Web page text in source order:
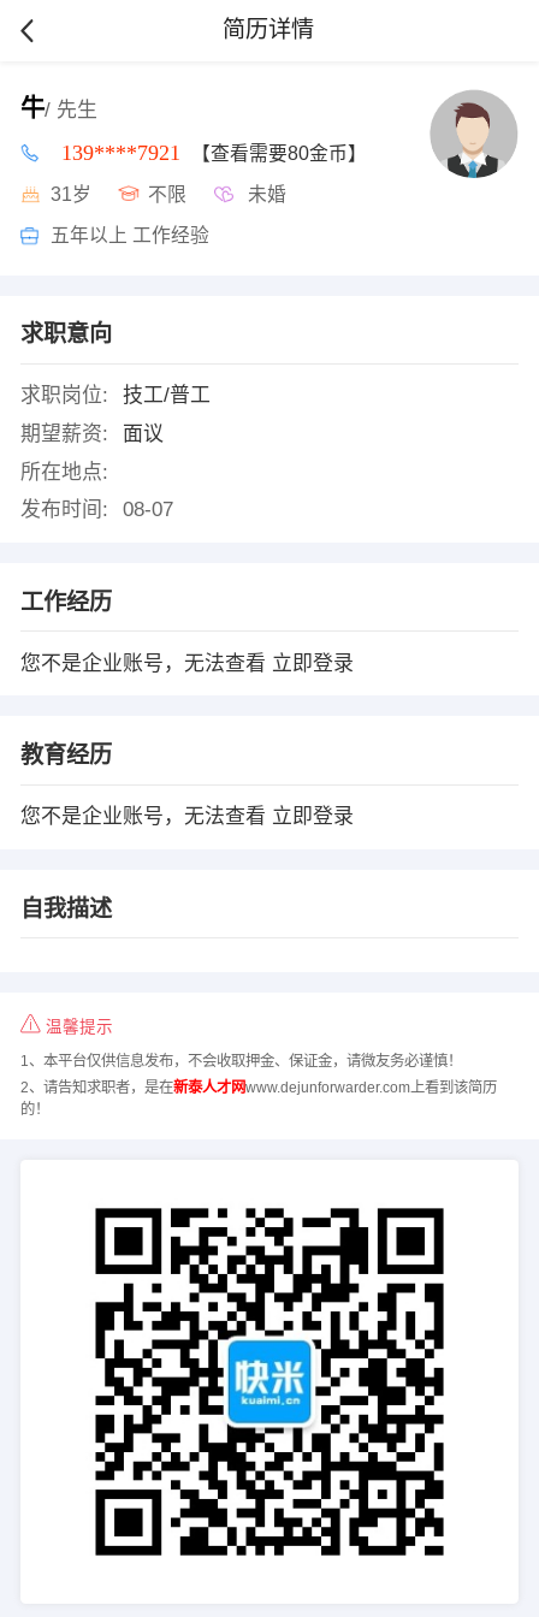
简历详情
牛/ 先生
139****7921 【查看需要80金币】
31岁 不限 未婚
五年以上 工作经验
求职意向
求职岗位:
技工/普工
期望薪资:
面议
所在地点:
发布时间:
08-07
工作经历
您不是企业账号，无法查看 立即登录
教育经历
您不是企业账号，无法查看 立即登录
自我描述
温馨提示
1、本平台仅供信息发布，不会收取押金、保证金，请微友务必谨慎！
2、请告知求职者，是在新泰人才网www.dejunforwarder.com上看到该简历
的！